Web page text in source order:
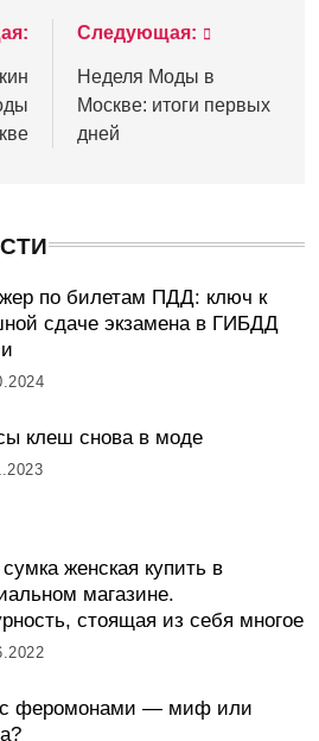
Следующая:
Неделя Моды в
Москве: итоги первых
дней
по билетам ПДД: ключ к
сдаче экзамена в ГИБДД
клеш снова в моде
женская купить в
магазине.
стоящая из себя многое
феромонами — миф или